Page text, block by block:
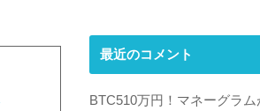
最近のコメント
BTC510万円！マネーグラム